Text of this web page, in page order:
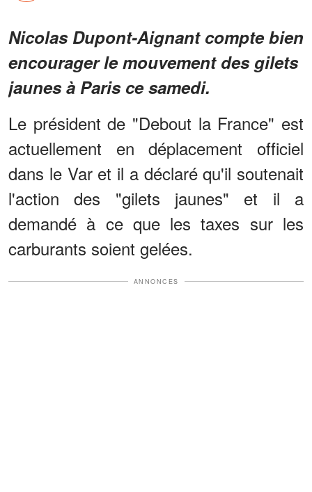
Nicolas Dupont-Aignant compte bien
encourager le mouvement des gilets
jaunes à Paris ce samedi.
Le président de "Debout la France" est
actuellement en déplacement officiel
dans le Var et il a déclaré qu'il soutenait
l'action des "gilets jaunes" et il a
demandé à ce que les taxes sur les
carburants soient gelées.
ANNONCES